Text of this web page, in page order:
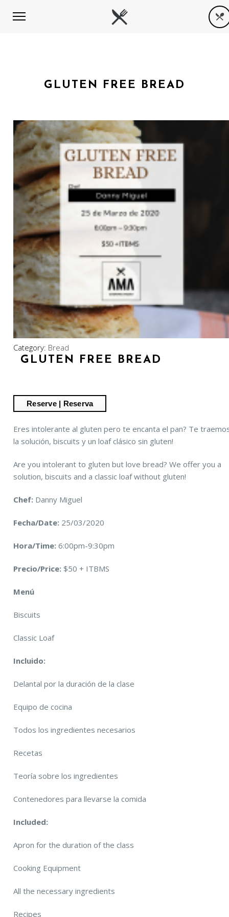
GLUTEN FREE BREAD
Category: Bread
GLUTEN FREE BREAD
Eres intolerante al gluten pero te encanta el pan? Te
la solución, biscuits y un loaf clásico sin gluten!
Are you intolerant to gluten but love bread? We offer you a
solution, biscuits and a classic loaf without gluten!
Chef: Danny Miguel
Fecha/Date: 25/03/2020
Hora/Time: 6:00pm-9:30pm
Precio/Price: $50 + ITBMS
Menú
Biscuits
Classic Loaf
Incluido:
Delantal por la duración de la clase
Equipo de cocina
Todos los ingredientes necesarios
Recetas
Teoría sobre los ingredientes
Contenedores para llevarse la comida
Included:
Apron for the duration of the class
Cooking Equipment
All the necessary ingredients
Recipes